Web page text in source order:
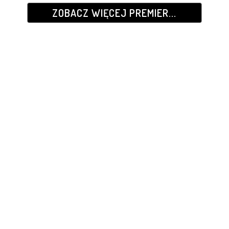
ZOBACZ WIĘCEJ PREMIER...